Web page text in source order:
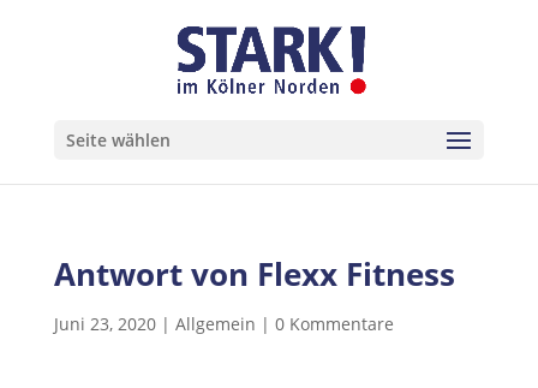
Seite wählen
Antwort von Flexx Fitness
Juni 23, 2020| Allgemein | 0 Kommentare